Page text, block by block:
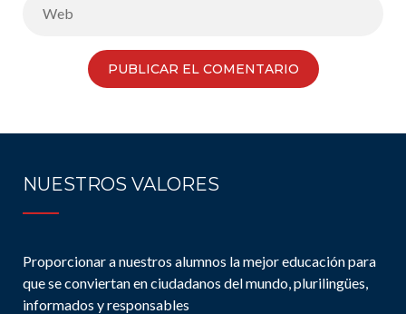
NUESTROS VALORES
Proporcionar a nuestros alumnos la mejor educación para
que se conviertan en ciudadanos del mundo, plurilingües,
informados y responsables